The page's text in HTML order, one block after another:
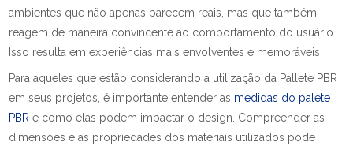
ambientes que não apenas parecem reais, mas que também
reagem de maneira convincente ao comportamento do usuário.
Isso resulta em experiências mais envolventes e memoráveis.
Para aqueles que estão considerando a utilização da Pallete PBR
em seus projetos, é importante entender as medidas do palete
PBR e como elas podem impactar o design. Compreender as
dimensões e as propriedades dos materiais utilizados pode